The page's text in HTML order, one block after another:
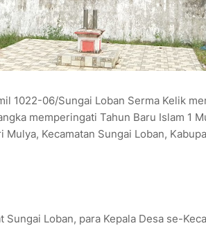
1022-06/Sungai Loban Serma Kelik
memperingati Tahun Baru Islam 1
Mulya, Kecamatan Sungai Loban,
Sungai Loban, para Kepala Desa se-